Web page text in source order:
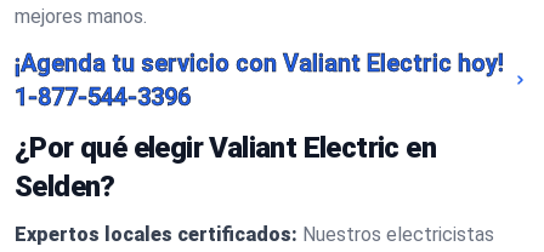
mejores manos.
¡Agenda tu servicio con Valiant Electric hoy!
1-877-544-3396
¿Por qué elegir Valiant Electric en
Selden?
Expertos locales certificados: Nuestros electricistas